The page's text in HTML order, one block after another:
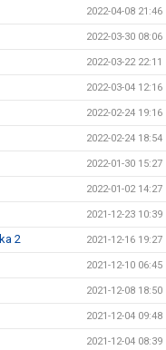
2022-04-08 21:46
2022-03-30 08:06
2022-03-22 22:11
2022-03-04 12:16
2022-02-24 19:16
2022-02-24 18:54
2022-01-30 15:27
2022-01-02 14:27
2021-12-23 10:39
2 2021-12-16 19:27
2021-12-10 06:45
2021-12-08 18:50
2021-12-04 09:48
2021-12-04 08:39